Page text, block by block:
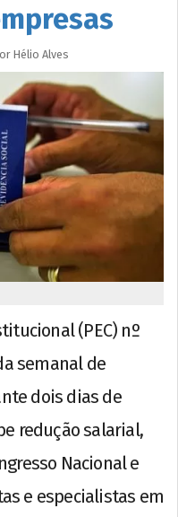
Hélio Alves
(PEC) nº
semanal de
dois dias de
redução salarial,
Nacional e
e especialistas em